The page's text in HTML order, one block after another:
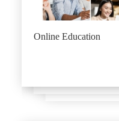
Online Education